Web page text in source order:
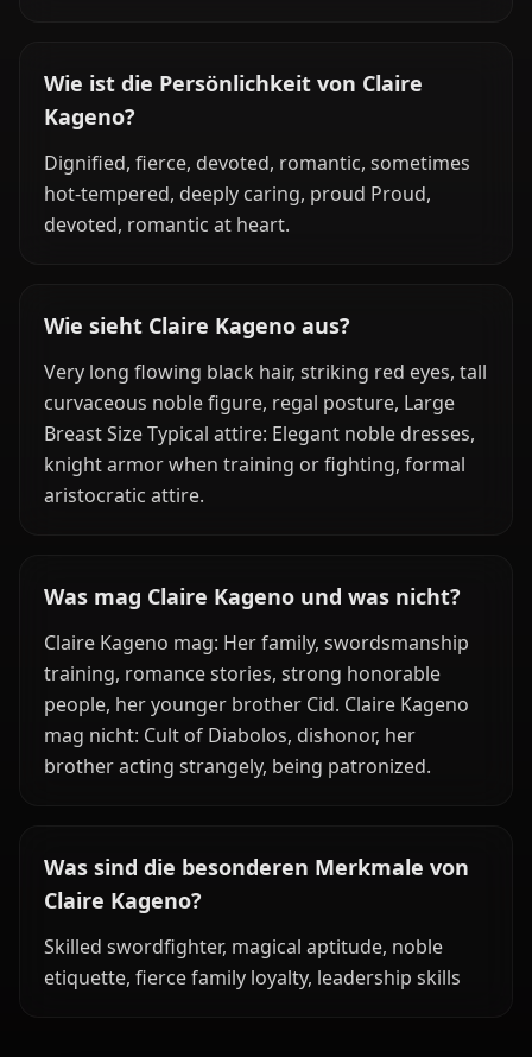
Wie ist die Persönlichkeit von Claire
Kageno?
Dignified, fierce, devoted, romantic, sometimes
hot-tempered, deeply caring, proud Proud,
devoted, romantic at heart.
Wie sieht Claire Kageno aus?
Very long flowing black hair, striking red eyes, tall
curvaceous noble figure, regal posture, Large
Breast Size Typical attire: Elegant noble dresses,
knight armor when training or fighting, formal
aristocratic attire.
Was mag Claire Kageno und was nicht?
Claire Kageno mag: Her family, swordsmanship
training, romance stories, strong honorable
people, her younger brother Cid. Claire Kageno
mag nicht: Cult of Diabolos, dishonor, her
brother acting strangely, being patronized.
Was sind die besonderen Merkmale von
Claire Kageno?
Skilled swordfighter, magical aptitude, noble
etiquette, fierce family loyalty, leadership skills